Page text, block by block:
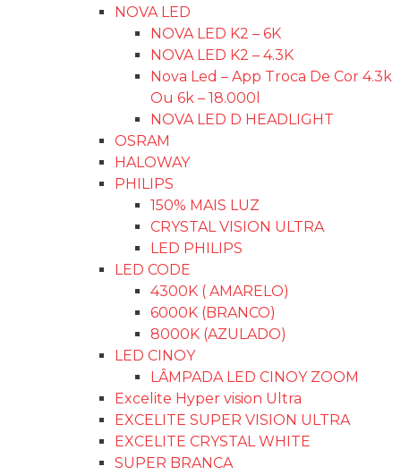
NOVA LED
NOVA LED K2 – 6K
NOVA LED K2 – 4.3K
Nova Led – App Troca De Cor 4.3k
Ou 6k – 18.000l
NOVA LED D HEADLIGHT
OSRAM
HALOWAY
PHILIPS
150% MAIS LUZ
CRYSTAL VISION ULTRA
LED PHILIPS
LED CODE
4300K ( AMARELO)
6000K (BRANCO)
8000K (AZULADO)
LED CINOY
LÂMPADA LED CINOY ZOOM
Excelite Hyper vision Ultra
EXCELITE SUPER VISION ULTRA
EXCELITE CRYSTAL WHITE
SUPER BRANCA